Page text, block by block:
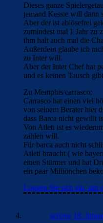
Dieses ganze
jemand Kessie will dann
Aber der ist ablösefrei
zumindest mal 1 Jahr zu
ihm halt auch mal die
Außerdem glaube ich
zu Inter will.
Aber der Inter Chef hat
und es keinen Tausch
Zu Memphis/carrasco:
Carrasco hat einen viel
von seinem Berater hier
dass Barca nicht gewillt
Von Atleti ist es
zahlen will.
Für barca auch nicht
Atleti braucht ( wie
einen Stürmer und hat
ein paar Milliönchen
Loggen Sie sich ein, um
sebone 18.